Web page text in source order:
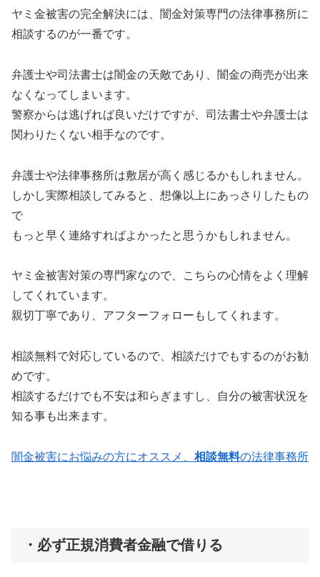
ヤミ金被害の完全解決には、闇金対策専門の法律事務所に
相談するのが一番です。
弁護士や司法書士は闇金の天敵であり、闇金の商売が出来
なくなってしまいます。
警察からは逃げれば良いだけですが、司法書士や弁護士は
関わりたくない相手なのです。
弁護士や法律事務所は敷居が高く感じるかもしれません。
しかし実際相談してみると、想像以上にあっさりしたもの
で
もっと早く連絡すればよかったと思うかもしれません。
ヤミ金被害対策の専門家なので、こちらの心情をよく理解
してくれています。
親切丁寧であり、アフターフォローもしてくれます。
相談無料で対応しているので、相談だけでもするのがお勧
めです。
相談するだけでも不安は和らぎますし、自分の被害状況を
知る事も出来ます。
闇金被害にお悩みの方にオススメ、 相談無料の法律事務所
・必ず正規消費者金融で借りる